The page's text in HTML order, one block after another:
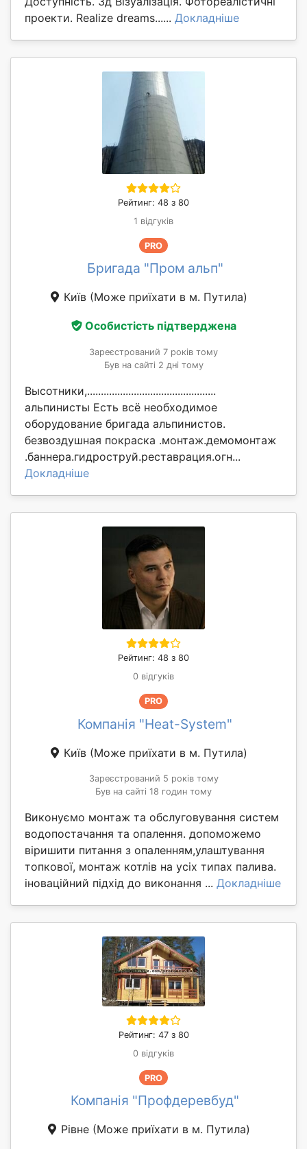
проекти. Realize dreams...... Докладніше
Рейтинг: 48 з 80
1 відгуків
PRO
Бригада "Пром альп"
Київ (Може приїхати в м. Путила)
Особистість підтверджена
Зареєстрований 7 років тому
Був на сайті 2 дні тому
Высотники,...............................................
альпинисты Есть всё необходимое
оборудование бригада альпинистов.
безвоздушная покраска .монтаж.демомонтаж
.баннера.гидроструй.реставрация.огн...
Докладніше
Рейтинг: 48 з 80
0 відгуків
PRO
Компанія "Heat-System"
Київ (Може приїхати в м. Путила)
Зареєстрований 5 років тому
Був на сайті 18 годин тому
Виконуємо монтаж та обслуговування систем
водопостачання та опалення. допоможемо
віришити питання з опаленням,улаштування
топкової, монтаж котлів на усіх типах палива.
іноваційний підхід до виконання ... Докладніше
Рейтинг: 47 з 80
0 відгуків
PRO
Компанія "Профдеревбуд"
Рівне (Може приїхати в м. Путила)